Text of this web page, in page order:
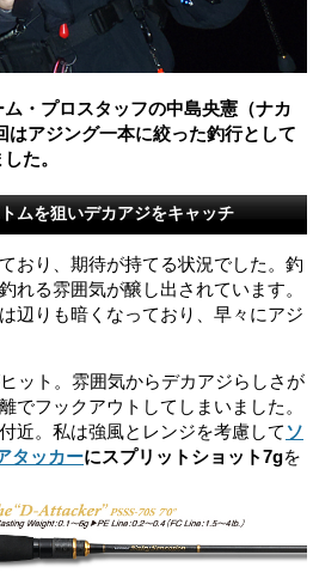
・プロスタッフの中島央憲（ナカ
はアジング一本に絞った釣行として
た。
ムを狙いデカアジをキャッチ
おり、期待が持てる状況でした。釣
れる雰囲気が醸し出されています。
辺りも暗くなっており、早々にアジ
ット。雰囲気からデカアジらしさが
でフックアウトしてしまいました。
近。私は強風とレンジを考慮して ソ
タッカーにスプリットショット7gを